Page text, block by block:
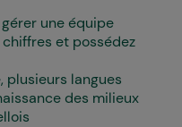
une équipe
et possédez
plusieurs langues
des milieux